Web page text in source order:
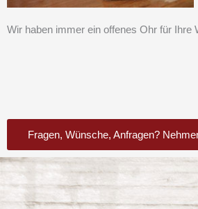
Wir haben immer ein offenes Ohr für Ihre
Fragen, Wünsche, Anfragen?